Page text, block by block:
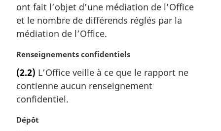
e
:
ont fait l’objet d’une médiation de l’Office
et le nombre de différends réglés par la
médiation de l’Office.
N
t
e
m
r
Renseignements confidentiels
(2.2) L’Office veille à ce que le rapport ne
contienne aucun renseignement
confidentiel.
N
Dépôt